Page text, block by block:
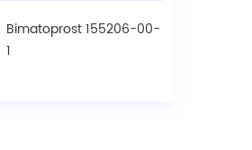
Bimatoprost 155206-00-
1